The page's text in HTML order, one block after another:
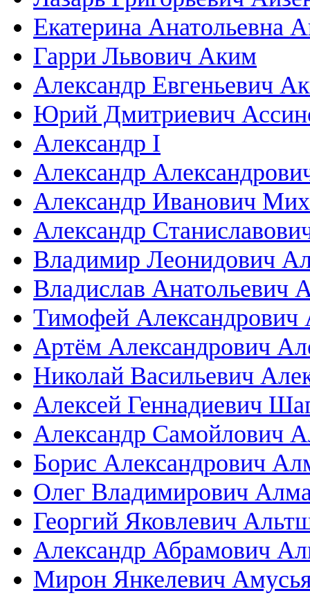
Екатерина Анатольевна
Гарри Львович Аким
Александр Евгеньевич
Юрий Дмитриевич
Александр I
Александр
Александр Иванович
Александр
Владимир Леонидович
Владислав Анатольевич
Тимофей Александрович
Артём Александрович
Николай Васильевич
Алексей Геннадиевич
Александр Самойлович
Борис Александрович
Олег Владимирович
Георгий Яковлевич
Александр Абрамович
Мирон Янкелевич